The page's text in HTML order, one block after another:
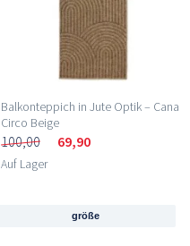
Balkonteppich in Jute Optik – Cana
Circo Beige
100,00 69,90
Auf Lager
größe